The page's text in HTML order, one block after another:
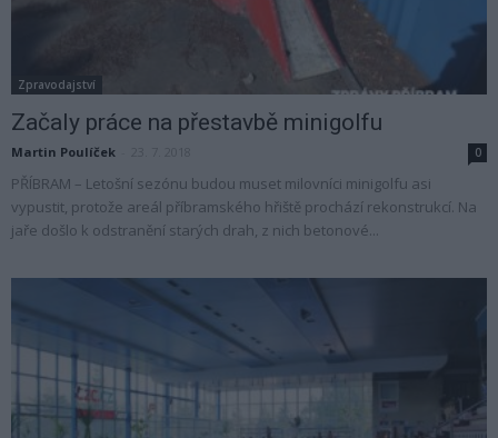
Zpravodajství
Začaly práce na přestavbě minigolfu
Martin Poulíček 0
PŘÍBRAM – Letošní sezónu budou muset milovníci minigolfu asi
vypustit, protože areál příbramského hřiště prochází rekonstrukcí. Na
jaře došlo k odstranění starých drah, z nich betonové...